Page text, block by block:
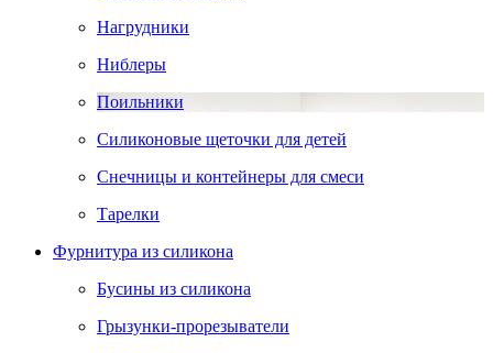
Нагрудники
Ниблеры
Поильники
Силиконовые щеточки для детей
Снечницы и контейнеры для смеси
Тарелки
Фурнитура из силикона
Бусины из силикона
Грызунки-прорезыватели